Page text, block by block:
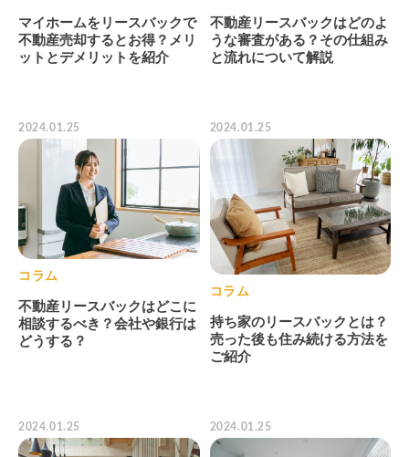
マイホームをリースバックで
不動産売却するとお得？メリ
ットとデメリットを紹介
不動産リースバックはどのよ
うな審査がある？その仕組み
と流れについて解説
2024.01.25
コラム
不動産リースバックはどこに
相談するべき？会社や銀行は
どうする？
2024.01.25
コラム
持ち家のリースバックとは？
売った後も住み続ける方法を
ご紹介
2024.01.25 2024.01.25